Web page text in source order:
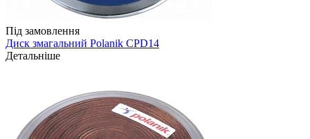
Під замовлення
Диск змагальний Polanik CPD14
Детальніше